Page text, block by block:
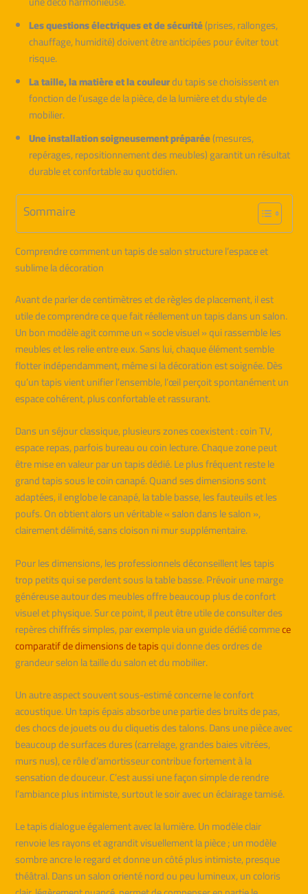
Les questions électriques et de sécurité(prises, rallonges,
chauffage, humidité) doivent être anticipées pour éviter tout
risque.
La taille, la matière et la couleurdu tapis se choisissent en
fonction de l’usage de la pièce, de la lumière et du style de
mobilier.
Une installation soigneusement préparée(mesures,
repérages, repositionnement des meubles) garantit un résultat
durable et confortable au quotidien.
Sommaire
Comprendre comment un tapis de salon structure l’espace et
sublime la décoration
Avant de parler de centimètres et de règles de placement, il est
utile de comprendre ce que fait réellement un tapis dans un salon.
Un bon modèle agit comme un « socle visuel » qui rassemble les
meubles et les relie entre eux. Sans lui, chaque élément semble
flotter indépendamment, même si la décoration est soignée. Dès
qu’un tapis vient unifier l’ensemble, l’œil perçoit spontanément un
espace cohérent, plus confortable et rassurant.
Dans un séjour classique, plusieurs zones coexistent : coin TV,
espace repas, parfois bureau ou coin lecture. Chaque zone peut
être mise en valeur par un tapis dédié. Le plus fréquent reste le
grand tapis sous le coin canapé. Quand ses dimensions sont
adaptées, il englobe le canapé, la table basse, les fauteuils et les
poufs. On obtient alors un véritable « salon dans le salon »,
clairement délimité, sans cloison ni mur supplémentaire.
Pour les dimensions, les professionnels déconseillent les tapis
trop petits qui se perdent sous la table basse. Prévoir une marge
généreuse autour des meubles offre beaucoup plus de confort
visuel et physique. Sur ce point, il peut être utile de consulter des
repères chiffrés simples, par exemple via un guide dédié commece
comparatif de dimensions de tapisqui donne des ordres de
grandeur selon la taille du salon et du mobilier.
Un autre aspect souvent sous-estimé concerne le confort
acoustique. Un tapis épais absorbe une partie des bruits de pas,
des chocs de jouets ou du cliquetis des talons. Dans une pièce avec
beaucoup de surfaces dures (carrelage, grandes baies vitrées,
murs nus), ce rôle d’amortisseur contribue fortement à la
sensation de douceur. C’est aussi une façon simple de rendre
l’ambiance plus intimiste, surtout le soir avec un éclairage tamisé.
Le tapis dialogue également avec la lumière. Un modèle clair
renvoie les rayons et agrandit visuellement la pièce ; un modèle
sombre ancre le regard et donne un côté plus intimiste, presque
théâtral. Dans un salon orienté nord ou peu lumineux, un coloris